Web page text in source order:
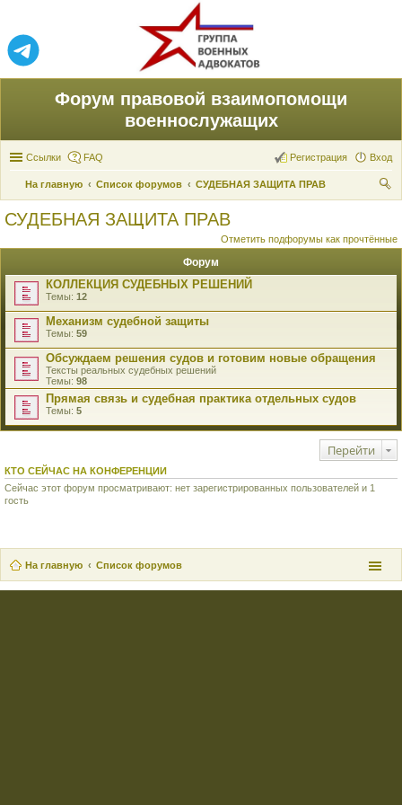
Форум правовой взаимопомощи
военнослужащих
Ссылки FAQ Вход
Регистрация
На главную Список форумов
СУДЕБНАЯ ЗАЩИТА ПРАВ
СУДЕБНАЯ ЗАЩИТА ПРАВ
Отметить подфорумы как прочтённые
Форум
КОЛЛЕКЦИЯ СУДЕБНЫХ РЕШЕНИЙ
Темы: 12
Механизм судебной защиты
Темы: 59
Обсуждаем решения судов и готовим новые обращения
Тексты реальных судебных решений
Темы: 98
Прямая связь и судебная практика отдельных судов
Темы: 5
Перейти
КТО СЕЙЧАС НА КОНФЕРЕНЦИИ
Сейчас этот форум просматривают: нет зарегистрированных пользователей и 1
гость
На главную Список форумов